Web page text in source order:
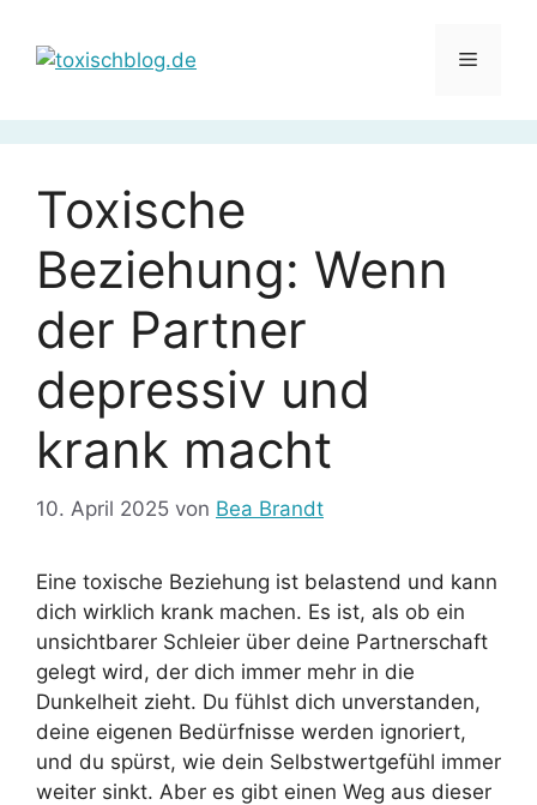
Inhalt
springen
Menü
Toxische
Beziehung: Wenn
der Partner
depressiv und
krank macht
10. April 2025 von Bea Brandt
Eine toxische Beziehung ist belastend und kann
dich wirklich krank machen. Es ist, als ob ein
unsichtbarer Schleier über deine Partnerschaft
gelegt wird, der dich immer mehr in die
Dunkelheit zieht. Du fühlst dich unverstanden,
deine eigenen Bedürfnisse werden ignoriert,
und du spürst, wie dein Selbstwertgefühl immer
weiter sinkt. Aber es gibt einen Weg aus dieser